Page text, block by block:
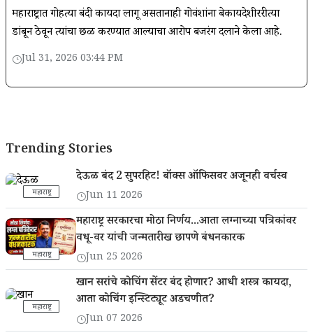
महाराष्ट्रात गोहत्या बंदी कायदा लागू असतानाही गोवंशांना बेकायदेशीररीत्या
डांबून ठेवून त्यांचा छळ करण्यात आल्याचा आरोप बजरंग दलाने केला आहे.
Jul 31, 2026 03:44 PM
Trending Stories
महाराष्ट्र
देऊळ बंद 2 सुपरहिट! बॉक्स ऑफिसवर अजूनही वर्चस्व
Jun 11 2026
महाराष्ट्र
महाराष्ट्र सरकारचा मोठा निर्णय...आता लग्नाच्या पत्रिकांवर
वधू-वर यांची जन्मतारीख छापणे बंधनकारक
Jun 25 2026
महाराष्ट्र
खान सरांचे कोचिंग सेंटर बंद होणार? आधी शस्त्र कायदा,
आता कोचिंग इन्स्टिट्यूट अडचणीत?
Jun 07 2026